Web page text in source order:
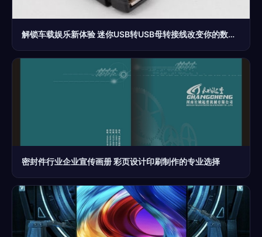
解锁车载娱乐新体验 迷你USB转USB母转接线改变你的数字生活
密封件行业企业宣传画册 彩页设计印刷制作的专业选择